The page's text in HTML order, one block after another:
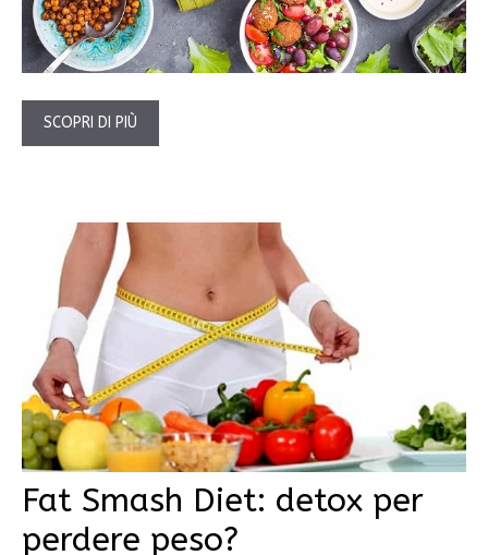
SCOPRI DI PIÙ
Fat Smash Diet: detox per
perdere peso?